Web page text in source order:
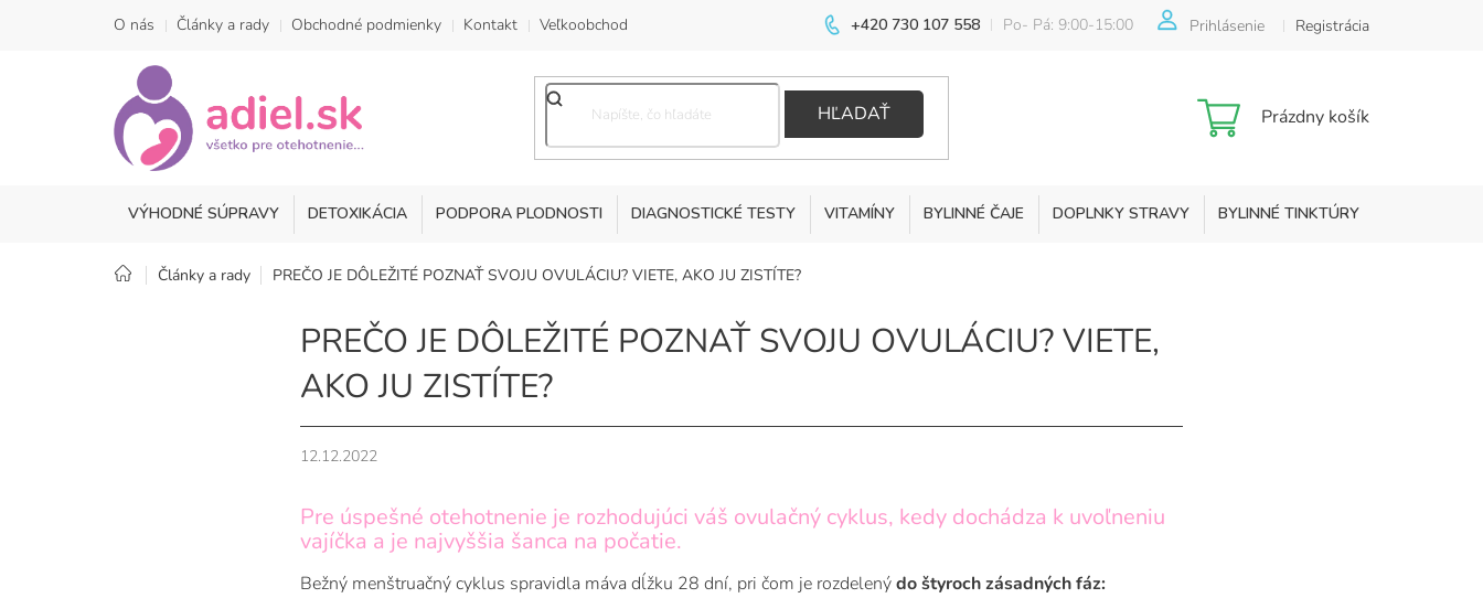
+420 730 107 558 Po- Pá: 9:00-15:00
O nás Články a rady Obchodné podmienky Kontakt Veľkoobchod Prihlásenie Registrácia
HĽADAŤ
Nákupný
Prázdny košík
VÝHODNÉ SÚPRAVY DETOXIKÁCIA PODPORA PLODNOSTI DIAGNOSTICKÉ TESTY VITAMÍNY BYLINNÉ ČAJE DOPLNKY STRAVY BYLINNÉ TINKTÚRY
Domov
Články a rady PREČO JE DÔLEŽITÉ POZNAŤ SVOJU OVULÁCIU? VIETE, AKO JU ZISTÍTE?
PREČO JE DÔLEŽITÉ POZNAŤ SVOJU OVULÁCIU? VIETE,
AKO JU ZISTÍTE?
12.12.2022
Pre úspešné otehotnenie je rozhodujúci váš ovulačný cyklus, kedy dochádza k uvoľneniu
vajíčka a je najvyššia šanca na počatie.
Bežný menštruačný cyklus spravidla máva dĺžku 28 dní, pri čom je rozdelenýdo štyroch zásadných fáz: